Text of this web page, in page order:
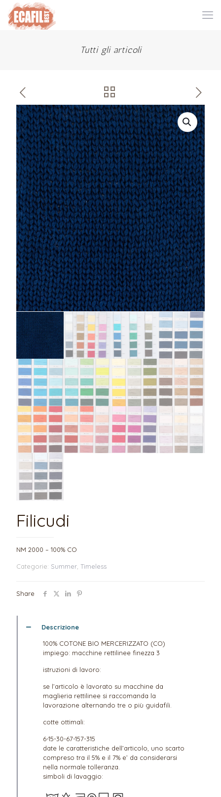
Tutti gli articoli
Filicudi
NM 2000 – 100% CO
Categorie: Summer Timeless
Share
Descrizione
100% COTONE BIO MERCERIZZATO (CO)
impiego: macchine rettilinee finezza 3
istruzioni di lavoro:
se l’articolo è lavorato su macchine da
maglieria rettilinee si raccomanda la
lavorazione alternando tre o più guidafili.
cotte ottimali:
6-15-30-67-157-315
date le caratteristiche dell’articolo, uno scarto
compreso tra il 5% e il 7% e’ da considerarsi
nella normale tolleranza.
simboli di lavaggio: